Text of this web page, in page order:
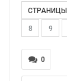
8 9
0